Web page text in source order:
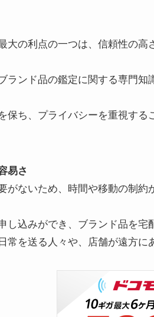
大の利点の一つは、信頼性の高
ランド品の鑑定に関する専門
保ち、プライバシーを重視す
易さ
がないため、時間や移動の制約
し込みができ、ブランド品を宅
常を送る人々や、店舗が遠方に